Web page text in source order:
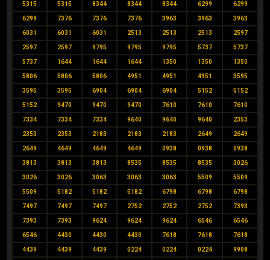
5315 5315 8344 8344 8344 6299 6299
6299 7376 7376 7376 3963 3963 3963
6031 6031 6031 2513 2513 2513 2597
2597 2597 9795 9795 9795 5737 5737
5737 1644 1644 1644 1350 1350 1350
5806 5806 5806 4951 4951 4951 3595
3595 3595 6904 6904 6904 5152 5152
5152 9470 9470 9470 7610 7610 7610
7334 7334 7334 9640 9640 9640 2353
2353 2353 2183 2183 2183 2649 2649
2649 4649 4649 4649 0938 0938 0938
3813 3813 3813 8535 8535 8535 3026
3026 3026 3063 3063 3063 5509 5509
5509 5182 5182 5182 6798 6798 6798
7497 7497 7497 2752 2752 2752 7393
7393 7393 9624 9624 9624 6546 6546
6546 4430 4430 4430 7618 7618 7618
4439 4439 4439 0224 0224 0224 9908